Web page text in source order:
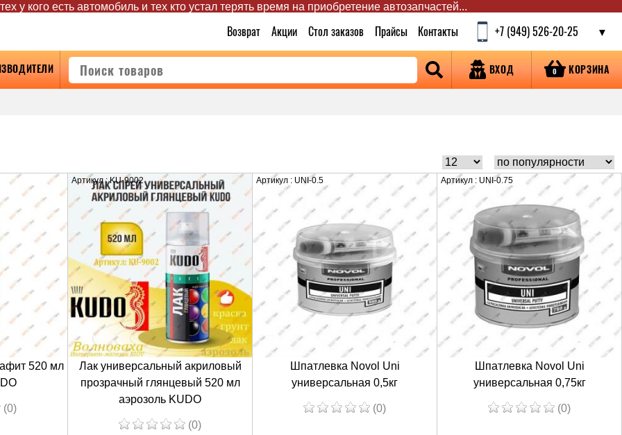
у кого есть автомобиль и тех кто устал терять время на приобретение автозапчастей...
Возврат Акции Стол заказов Прайсы Контакты +7 (949) 526-20-25
ВХОД 0 КОРЗИНА
520 мл
(0)
Артикул : KU-9002
Лак универсальный акриловый
прозрачный глянцевый 520 мл
аэрозоль KUDO
(0)
Артикул : UNI-0.5
Шпатлевка Novol Uni
универсальная 0,5кг
(0)
Артикул : UNI-0.75
Шпатлевка Novol Uni
универсальная 0,75кг
(0)